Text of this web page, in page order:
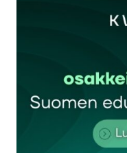
kentät on merkitty*